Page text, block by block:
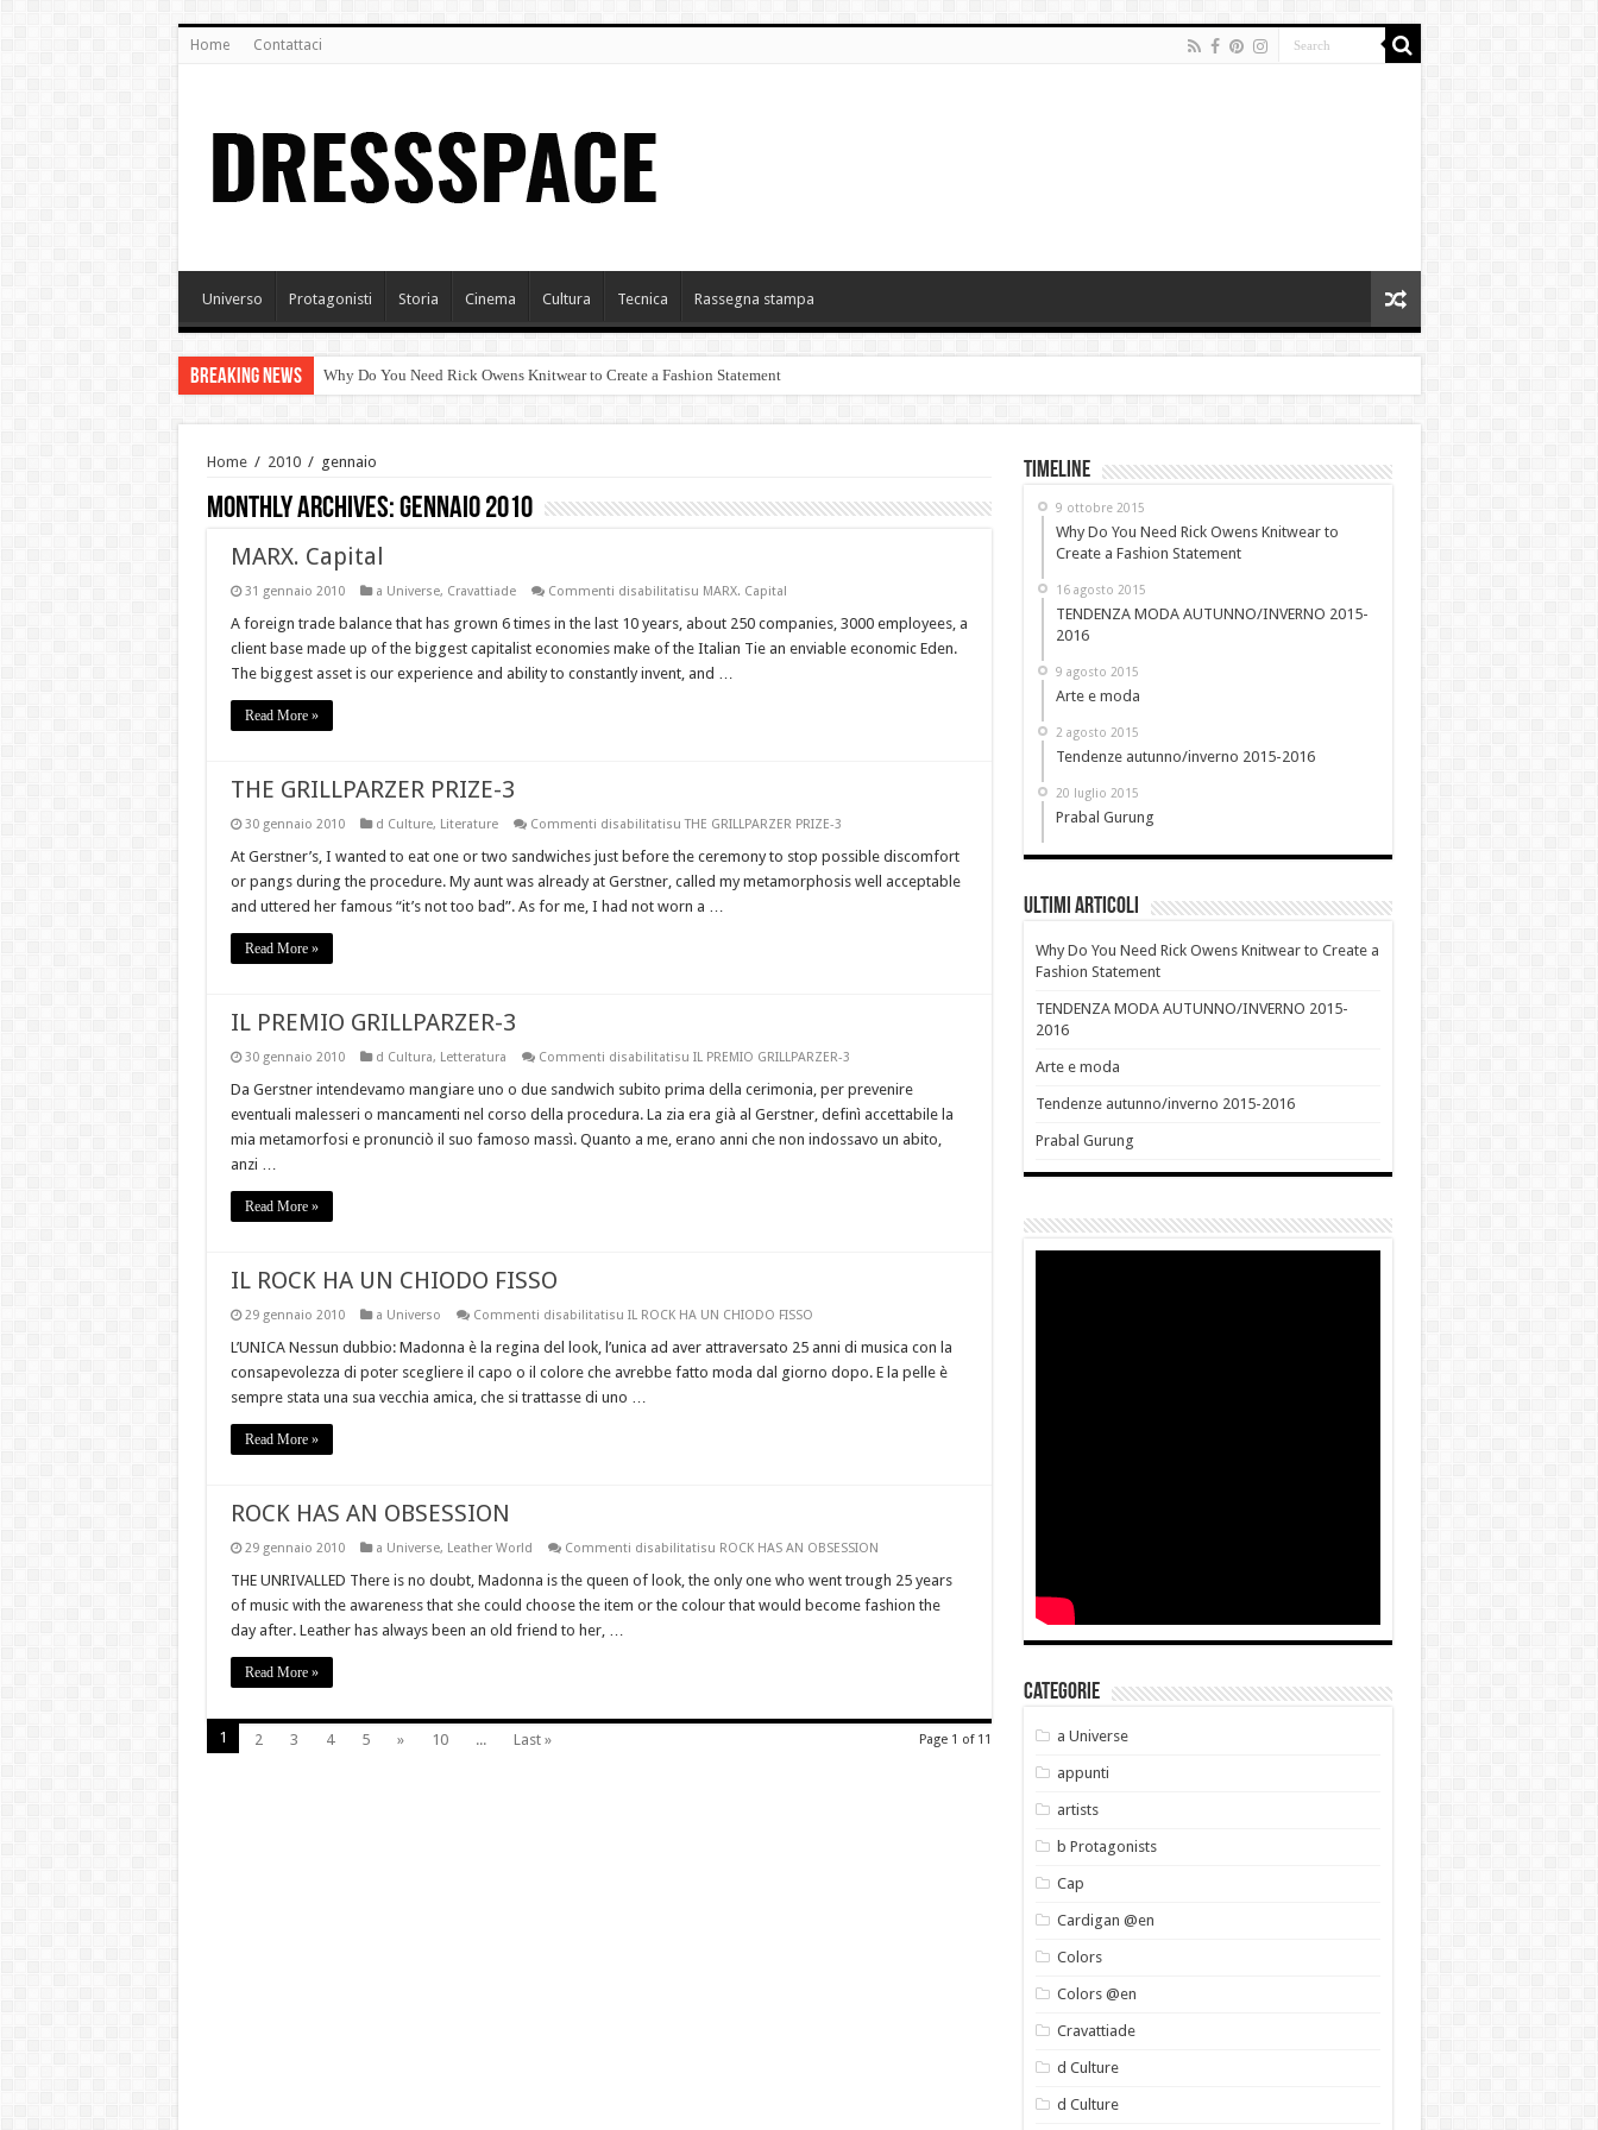
Home Contattaci
Universo Protagonisti Storia Cinema Cultura Tecnica Rassegna stampa
Breaking News Why Do You Need Rick Owens Knitwear to Create a Fashion Statement
Arte e moda
Red Alert!
Attractive Discount Deals on Women’s online Clothing at Dressspace
Il cotone
Moda Etica & Equo Garantita
Home / 2010 / gennaio
Monthly Archives:gennaio 2010
MARX. Capital
31 gennaio 2010 a Universe, Cravattiade Commenti disabilitatisu MARX. Capital
A foreign trade balance that has grown 6 times in the last 10 years, about 250 companies, 3000 employees, a
client base made up of the biggest capitalist economies make of the Italian Tie an enviable economic Eden.
The biggest asset is our experience and ability to constantly invent, and …
Read More »
THE GRILLPARZER PRIZE-3
30 gennaio 2010 d Culture, Literature Commenti disabilitatisu THE GRILLPARZER PRIZE-3
At Gerstner’s, I wanted to eat one or two sandwiches just before the ceremony to stop possible discomfort
or pangs during the procedure. My aunt was already at Gerstner, called my metamorphosis well acceptable
and uttered her famous “it’s not too bad”. As for me, I had not worn a …
Read More »
IL PREMIO GRILLPARZER-3
30 gennaio 2010 d Cultura, Letteratura Commenti disabilitatisu IL PREMIO GRILLPARZER-3
Da Gerstner intendevamo mangiare uno o due sandwich subito prima della cerimonia, per prevenire
eventuali malesseri o mancamenti nel corso della procedura. La zia era già al Gerstner, definì accettabile la
mia metamorfosi e pronunciò il suo famoso massì. Quanto a me, erano anni che non indossavo un abito,
anzi …
Read More »
IL ROCK HA UN CHIODO FISSO
29 gennaio 2010 a Universo Commenti disabilitatisu IL ROCK HA UN CHIODO FISSO
L’UNICA Nessun dubbio: Madonna è la regina del look, l’unica ad aver attraversato 25 anni di musica con la
consapevolezza di poter scegliere il capo o il colore che avrebbe fatto moda dal giorno dopo. E la pelle è
sempre stata una sua vecchia amica, che si trattasse di uno …
Read More »
ROCK HAS AN OBSESSION
29 gennaio 2010 a Universe, Leather World Commenti disabilitatisu ROCK HAS AN OBSESSION
THE UNRIVALLED There is no doubt, Madonna is the queen of look, the only one who went trough 25 years
of music with the awareness that she could choose the item or the colour that would become fashion the
day after. Leather has always been an old friend to her, …
Read More »
Page 1 of 11
1 2 3 4 5 » 10 ... Last »
Timeline
9 ottobre 2015
Why Do You Need Rick Owens Knitwear to
Create a Fashion Statement
16 agosto 2015
TENDENZA MODA AUTUNNO/INVERNO 2015-
2016
9 agosto 2015
Arte e moda
2 agosto 2015
Tendenze autunno/inverno 2015-2016
20 luglio 2015
Prabal Gurung
Ultimi Articoli
Why Do You Need Rick Owens Knitwear to Create a
Fashion Statement
TENDENZA MODA AUTUNNO/INVERNO 2015-
2016
Arte e moda
Tendenze autunno/inverno 2015-2016
Prabal Gurung
Categorie
a Universe
appunti
artists
b Protagonists
Cap
Cardigan @en
Colors
Colors @en
Cravattiade
d Culture
d Culture